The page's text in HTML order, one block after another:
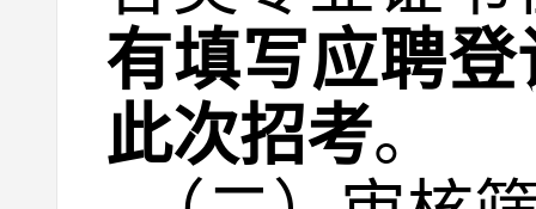
有填写应聘
此次招考。